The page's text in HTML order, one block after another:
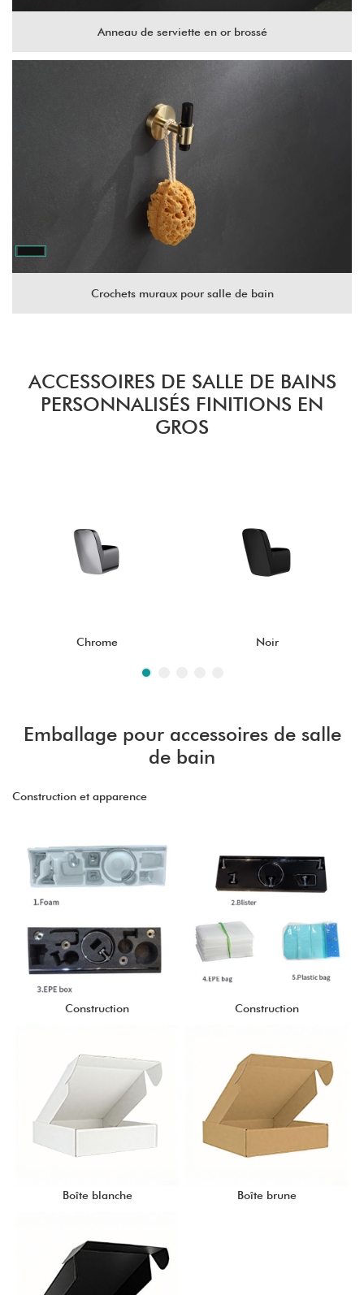
Anneau de serviette en or brossé
Crochets muraux pour salle de bain
ACCESSOIRES DE SALLE DE BAINS
PERSONNALISÉS FINITIONS EN
GROS
Chrome Noir
Emballage pour accessoires de salle
de bain
Construction et apparence
Construction Construction
Boîte blanche Boîte brune